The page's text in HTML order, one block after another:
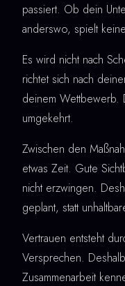
passiert. Ob dein
anderswo, spielt
Es wird nicht nach
richtet sich nach
deinem Wettbewerb.
umgekehrt.
Zwischen den
etwas Zeit. Gute
nicht erzwingen.
geplant, statt
Vertrauen entsteht
Versprechen.
Zusammenarbeit